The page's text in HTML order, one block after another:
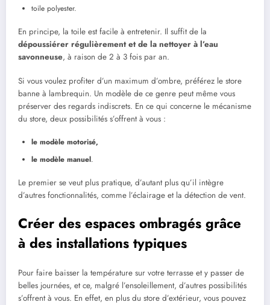
toile polyester.
En principe, la toile est facile à entretenir. Il suffit de la
dépoussiérer régulièrement et de la nettoyer à l’eau
savonneuse, à raison de 2 à 3 fois par an.
Si vous voulez profiter d’un maximum d’ombre, préférez le store
banne à lambrequin. Un modèle de ce genre peut même vous
préserver des regards indiscrets. En ce qui concerne le mécanisme
du store, deux possibilités s’offrent à vous :
le modèle motorisé,
le modèle manuel.
Le premier se veut plus pratique, d’autant plus qu’il intègre
d’autres fonctionnalités, comme l’éclairage et la détection de vent.
Créer des espaces ombragés grâce
à des installations typiques
Pour faire baisser la température sur votre terrasse et y passer de
belles journées, et ce, malgré l’ensoleillement, d’autres possibilités
s’offrent à vous. En effet, en plus du store d’extérieur, vous pouvez